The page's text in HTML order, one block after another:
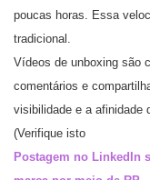
poucas horas. Essa
tradicional.
Vídeos de unboxing são
comentários e
visibilidade e a afinidade
(Verifique isto
Postagem no LinkedIn